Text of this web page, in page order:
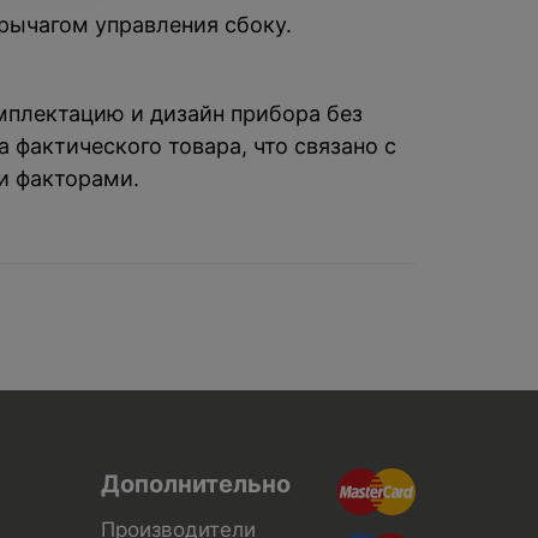
управления сбоку.
и дизайн прибора без
товара, что связано с
факторами.
Дополнительно
Производители